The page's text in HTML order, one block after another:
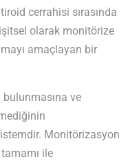
cerrahisi sırasında
olarak monitörize
amaçlayan bir
ve
Monitörizasyon
tamamı ile